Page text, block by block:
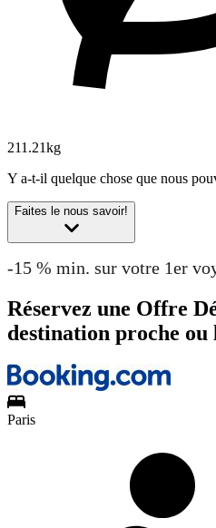
211.21kg
Y a-t-il quelque chose que nous
Faites le nous savoir!
-15 % min. sur votre 1er
Réservez une Offre
destination proche ou
Paris